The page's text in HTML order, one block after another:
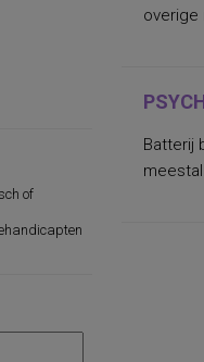
of
overige
Batterij